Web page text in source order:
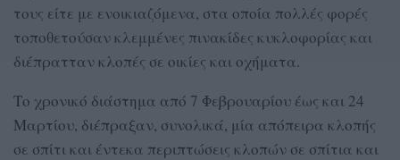
τους είτε με ενοικιαζόμενα, στα οποία πολλές φορές
τοποθετούσαν κλεμμένες πινακίδες κυκλοφορίας και
διέπρατταν κλοπές σε οικίες και οχήματα.
Το χρονικό διάστημα από 7 Φεβρουαρίου έως και 24
Μαρτίου, διέπραξαν, συνολικά, μία απόπειρα κλοπής
σε σπίτι και έντεκα περιπτώσεις κλοπών σε σπίτια και